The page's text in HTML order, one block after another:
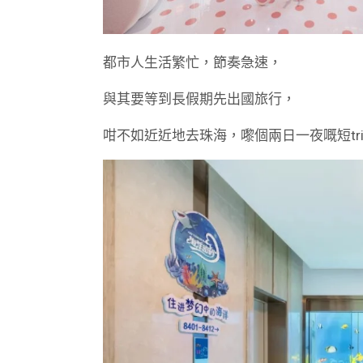
都市人生活繁忙，節奏急速，
與其要等到長假期先出國旅行，
咁不如近近地去珠海，嚟個兩日一夜嘅短